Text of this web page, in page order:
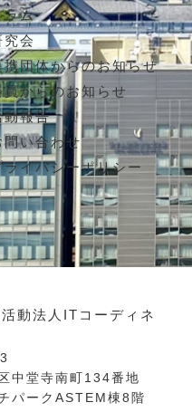
ラム
究会
携団体からのお知らせ
員からのお知らせ
動報告
問い合わせ
ライバシーポリシー
動法人ITコーディネ
中堂寺南町134番地
パークASTEM棟8階